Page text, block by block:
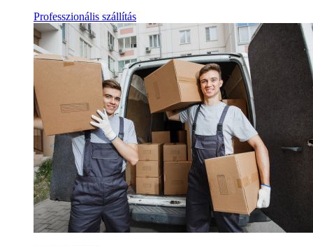
Professzionális szállítás